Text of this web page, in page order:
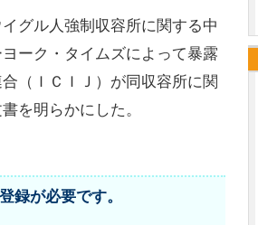
グル人強制収容所に関する中
ーク・タイムズによって暴露
（ＩＣＩＪ）が同収容所に関
を明らかにした。
録が必要です。